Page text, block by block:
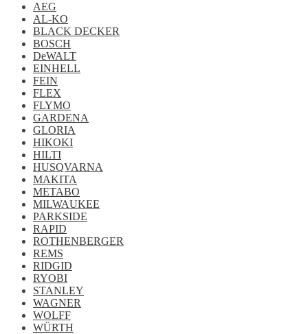
AEG
AL-KO
BLACK DECKER
BOSCH
DeWALT
EINHELL
FEIN
FLEX
FLYMO
GARDENA
GLORIA
HIKOKI
HILTI
HUSQVARNA
MAKITA
METABO
MILWAUKEE
PARKSIDE
RAPID
ROTHENBERGER
REMS
RIDGID
RYOBI
STANLEY
WAGNER
WOLFF
WÜRTH